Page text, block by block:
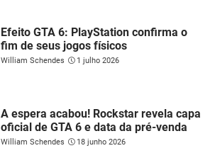
Efeito GTA 6: PlayStation confirma o
fim de seus jogos físicos
William Schendes 1 julho 2026
A espera acabou! Rockstar revela capa
oficial de GTA 6 e data da pré-venda
William Schendes 18 junho 2026